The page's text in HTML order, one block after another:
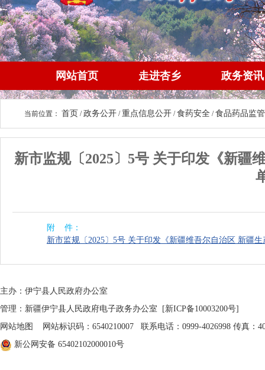
网站首页 走进杏乡 政务资讯
当前位置： 首页 /政务公开 /重点信息公开 /食药安全 /食品药品监管
新市监规〔2025〕5号 关于印发《新疆
附 件：
新市监规〔2025〕5号 关于印发《新疆维吾尔自治区 新疆
主办：伊宁县人民政府办公室
管理：新疆伊宁县人民政府电子政务办公室
[新ICP备10003200号]
网站地图
网站标识码：6540210007 联系电话：0999-4026998 传真：
新公网安备 65402102000010号